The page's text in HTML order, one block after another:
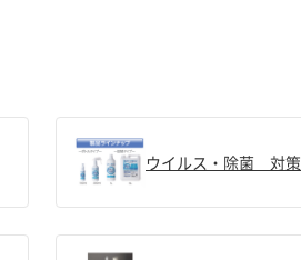
ウイルス・除菌 対策